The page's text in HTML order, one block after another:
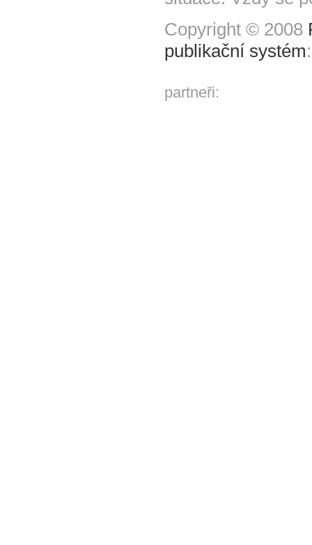
Copyright © 2008
publikační systém
partneři: